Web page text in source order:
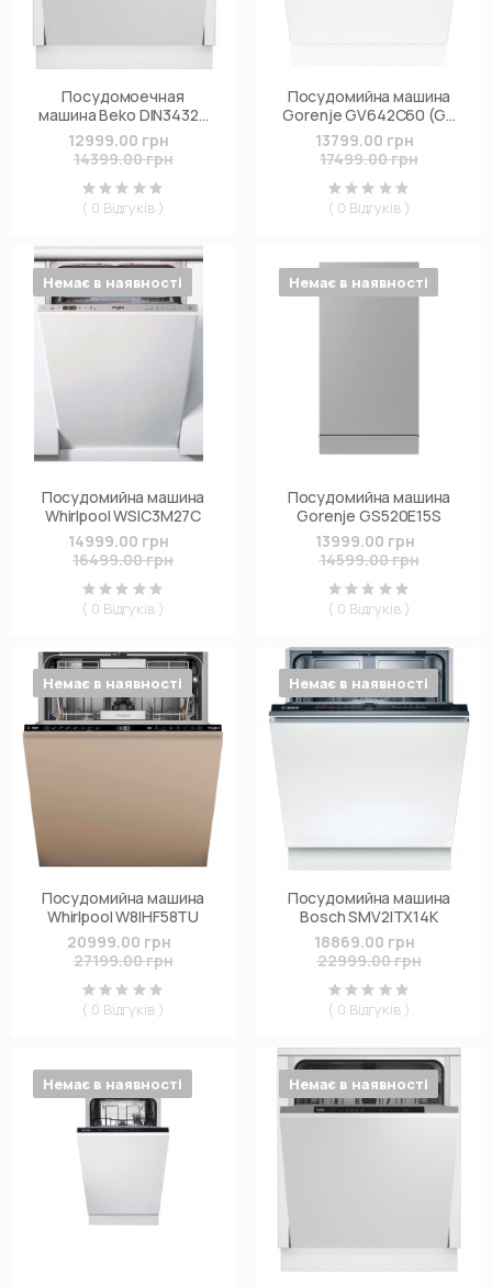
Посудомоечная
машина Beko DIN34322
(7675352877)
12999.00 грн
14399.00 грн
( 0 Відгуків )
Посудомийна машина
Gorenje GV642C60 (GV
642 C60)
13799.00 грн
17499.00 грн
( 0 Відгуків )
Немає в наявності
Посудомийна машина
Whirlpool WSIC3M27C
14999.00 грн
16499.00 грн
( 0 Відгуків )
Немає в наявності
Посудомийна машина
Gorenje GS520E15S
13999.00 грн
14599.00 грн
( 0 Відгуків )
Немає в наявності
Посудомийна машина
Whirlpool W8IHF58TU
20999.00 грн
27199.00 грн
( 0 Відгуків )
Немає в наявності
Посудомийна машина
Bosch SMV2ITX14K
18869.00 грн
22999.00 грн
( 0 Відгуків )
Немає в наявності Немає в наявності